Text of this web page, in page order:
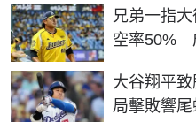
兄弟一指
空率50%
大谷翔平
局擊敗響